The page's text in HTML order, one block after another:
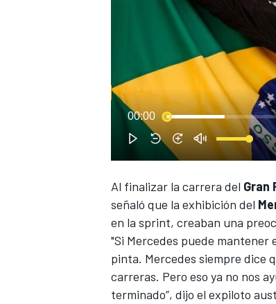
00:00
Al finalizar la carrera del Gran
señaló que la exhibición del
en la sprint, creaban una
"Si Mercedes puede
pinta. Mercedes siempre dice
carreras. Pero eso ya no nos
terminado”, dijo el expiloto